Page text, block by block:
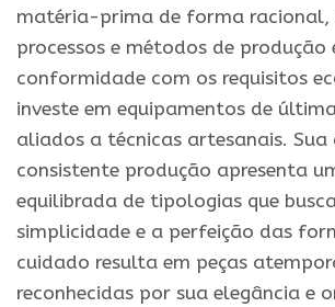
matéria-prima de forma
processos e métodos de produção
conformidade com os requisitos
investe em equipamentos de
aliados a técnicas artesanais. Sua
consistente produção apresenta
equilibrada de tipologias que
simplicidade e a perfeição das
cuidado resulta em peças
reconhecidas por sua elegância e